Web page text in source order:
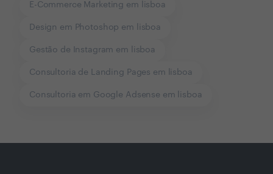
E-Commerce Marketing em lisboa
Design em Photoshop em lisboa
Gestão de Instagram em lisboa
Consultoria de Landing Pages em lisboa
Consultoria em Google Adsense em lisboa